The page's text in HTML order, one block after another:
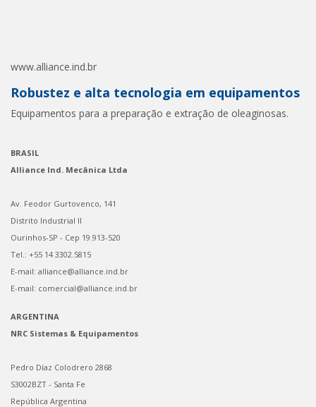
www.alliance.ind.br
Robustez e alta tecnologia em equipamentos
Equipamentos para a preparação e extração de oleaginosas.
BRASIL
Alliance Ind. Mecânica Ltda
Av. Feodor Gurtovenco, 141
Distrito Industrial II
Ourinhos-SP - Cep 19.913-520
Tel.: +55 14 3302.5815
E-mail: alliance@alliance.ind.br
E-mail: comercial@alliance.ind.br
ARGENTINA
NRC Sistemas & Equipamentos
Pedro Díaz Colodrero 2868
S3002BZT - Santa Fe
República Argentina